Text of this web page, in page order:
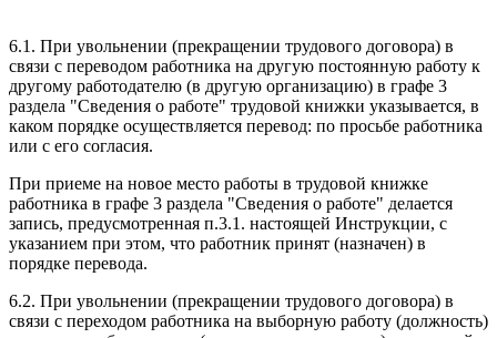
6.1. При увольнении (прекращении трудового договора) в
связи с переводом работника на другую постоянную работу к
другому работодателю (в другую организацию) в графе 3
раздела "Сведения о работе" трудовой книжки указывается, в
каком порядке осуществляется перевод: по просьбе работника
или с его согласия.
При приеме на новое место работы в трудовой книжке
работника в графе 3 раздела "Сведения о работе" делается
запись, предусмотренная п.3.1. настоящей Инструкции, с
указанием при этом, что работник принят (назначен) в
порядке перевода.
6.2. При увольнении (прекращении трудового договора) в
связи с переходом работника на выборную работу (должность)